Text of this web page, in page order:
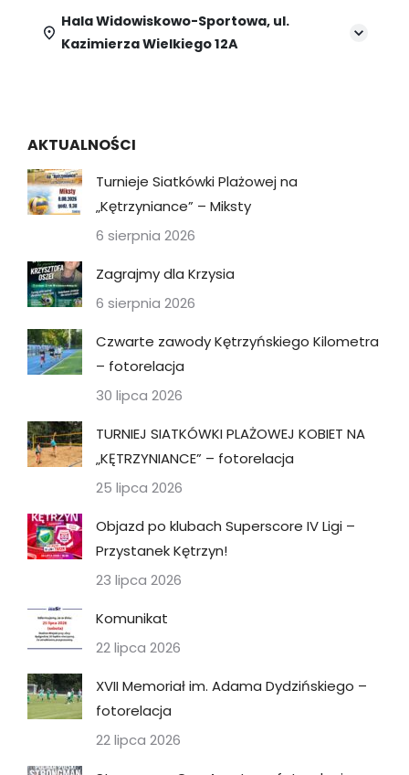
Hala Widowiskowo-Sportowa, ul.
Kazimierza Wielkiego 12A
AKTUALNOŚCI
Turnieje Siatkówki Plażowej na
„Kętrzyniance” – Miksty
6 sierpnia 2026
Zagrajmy dla Krzysia
6 sierpnia 2026
Czwarte zawody Kętrzyńskiego Kilometra
– fotorelacja
30 lipca 2026
TURNIEJ SIATKÓWKI PLAŻOWEJ KOBIET NA
„KĘTRZYNIANCE” – fotorelacja
25 lipca 2026
Objazd po klubach Superscore IV Ligi –
Przystanek Kętrzyn!
23 lipca 2026
Komunikat
22 lipca 2026
XVII Memoriał im. Adama Dydzińskiego –
fotorelacja
22 lipca 2026